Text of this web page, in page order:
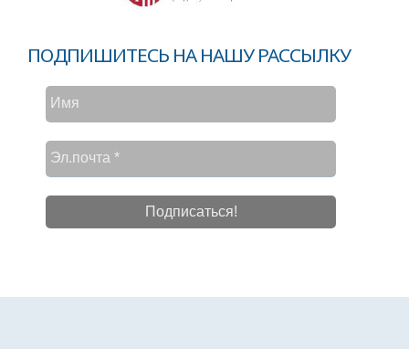
ПОДПИШИТЕСЬ НА НАШУ РАССЫЛКУ